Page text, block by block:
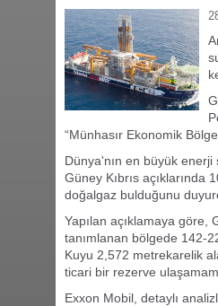
“Münhasır Ekonomik
Dünya'nın en büyük
Güney Kıbrıs
doğalgaz bulduğunu
Yapılan açıklamaya göre,
tanımlanan bölgede 142-
Kuyu 2,572 metrekarelik
ticari bir rezerve
Exxon Mobil, detaylı